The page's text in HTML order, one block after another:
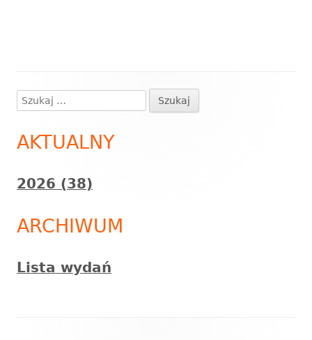
Główny
panel
Szukaj:
AKTUALNY
2026 (38)
ARCHIWUM
Lista wydań